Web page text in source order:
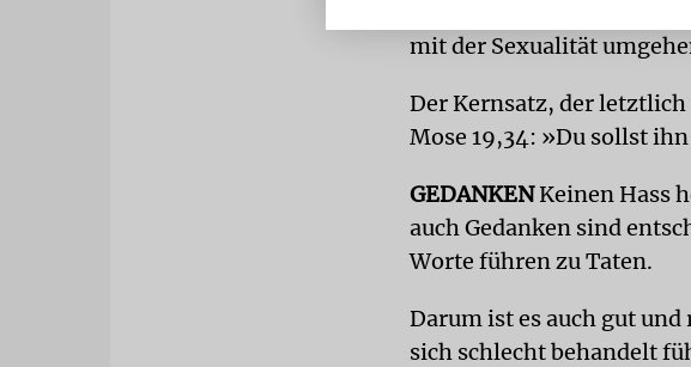
mit der Sexualität
Der Kernsatz, der
Mose 19,34: »Du sollst
GEDANKENKeinen Hass
auch Gedanken sind
Worte führen zu Taten.
Darum ist es auch gut
sich schlecht behandelt